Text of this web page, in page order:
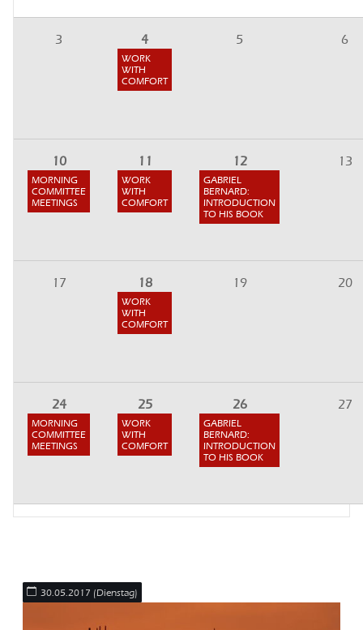
3 4
WORK
WITH
COMFORT
5 6
10
MORNING
COMMITTEE
MEETINGS
11
WORK
WITH
COMFORT
12
GABRIEL
BERNARD:
INTRODUCTION
TO HIS BOOK
13
17 18
WORK
WITH
COMFORT
19 20
24
MORNING
COMMITTEE
MEETINGS
25
WORK
WITH
COMFORT
26
GABRIEL
BERNARD:
INTRODUCTION
TO HIS BOOK
27
30.05.2017 (Dienstag)